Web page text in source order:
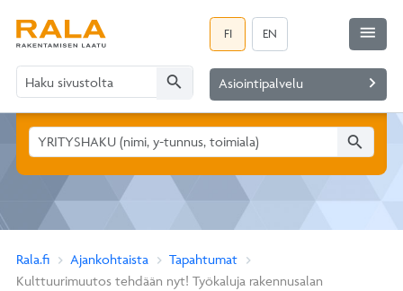
FI EN
search Asiointipalvelu navigate_next
menu
search
Rala.fi Ajankohtaista
Tapahtumat
Kulttuurimuutos tehdään nyt! Työkaluja rakennusalan